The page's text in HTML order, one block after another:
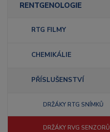
RENTGENOLOGIE
RTG FILMY
CHEMIKÁLIE
PŘÍSLUŠENSTVÍ
DRŽÁKY RTG SNÍMKŮ
DRŽÁKY RVG SENZORŮ